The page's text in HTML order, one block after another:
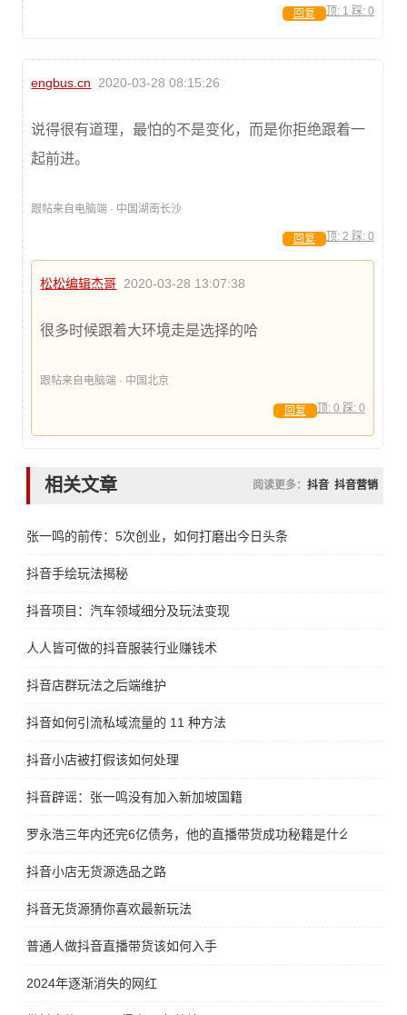
顶: 1 踩: 0
回复
engbus.cn 2020-03-28 08:15:26
说得很有道理，最怕的不是变化，而是你拒绝跟着一
起前进。
跟帖来自电脑端 · 中国湖南长沙
顶: 2 踩: 0
回复
松松编辑杰哥 2020-03-28 13:07:38
很多时候跟着大环境走是选择的哈
跟帖来自电脑端 · 中国北京
顶: 0 踩: 0
回复
相关文章 阅读更多： 抖音 抖音营销
张一鸣的前传：5次创业，如何打磨出今日头条
抖音手绘玩法揭秘
抖音项目：汽车领域细分及玩法变现
人人皆可做的抖音服装行业赚钱术
抖音店群玩法之后端维护
抖音如何引流私域流量的 11 种方法
抖音小店被打假该如何处理
抖音辟谣：张一鸣没有加入新加坡国籍
罗永浩三年内还完6亿债务，他的直播带货成功秘籍是什么
抖音小店无货源选品之路
抖音无货源猜你喜欢最新玩法
普通人做抖音直播带货该如何入手
2024年逐渐消失的网红